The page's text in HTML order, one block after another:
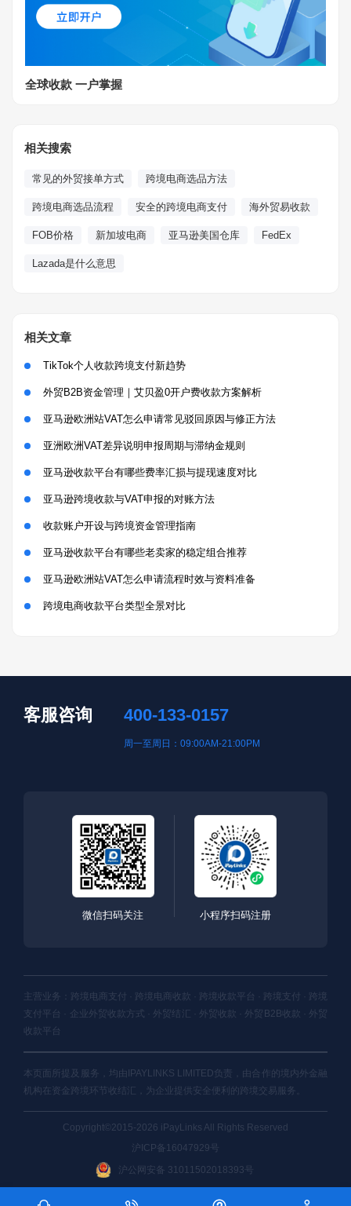
全球收款 一户掌握
相关搜索
常见的外贸接单方式 跨境电商选品方法
跨境电商选品流程 安全的跨境电商支付 海外贸易收款
FOB价格 新加坡电商 亚马逊美国仓库 FedEx
Lazada是什么意思
相关文章
TikTok个人收款跨境支付新趋势
外贸B2B资金管理｜艾贝盈0开户费收款方案解析
亚马逊欧洲站VAT怎么申请常见驳回原因与修正方法
亚洲欧洲VAT差异说明申报周期与滞纳金规则
亚马逊收款平台有哪些费率汇损与提现速度对比
亚马逊跨境收款与VAT申报的对账方法
收款账户开设与跨境资金管理指南
亚马逊收款平台有哪些老卖家的稳定组合推荐
亚马逊欧洲站VAT怎么申请流程时效与资料准备
跨境电商收款平台类型全景对比
客服咨询 400-133-0157
周一至周日：09:00AM-21:00PM
微信扫码关注 小程序扫码注册
主营业务：跨境电商支付 · 跨境电商收款 · 跨境收款平台 · 跨境支付 · 跨境
支付平台 · 企业外贸收款方式 · 外贸结汇 · 外贸收款 · 外贸B2B收款 · 外贸
收款平台
本页面所提及服务，均由IPAYLINKS LIMITED负责，由合作的境内外金融
机构在资金跨境环节收结汇，为企业提供安全便利的跨境交易服务。
Copyright©2015-2026 iPayLinks All Rights Reserved
沪ICP备16047929号
沪公网安备 31011502018393号